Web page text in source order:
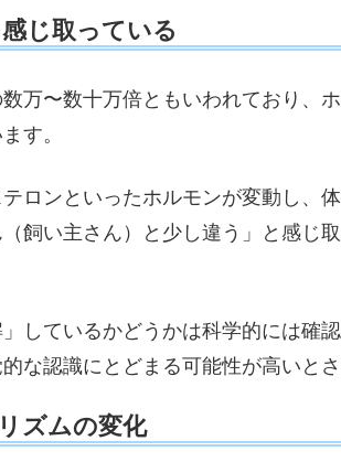
じ取っている
万〜数十万倍ともいわれており、
す。
ロンといったホルモンが変動し、
飼い主さん）と少し違う」と感じ
しているかどうかは科学的には確認
な認識にとどまる可能性が高いとさ
ズムの変化